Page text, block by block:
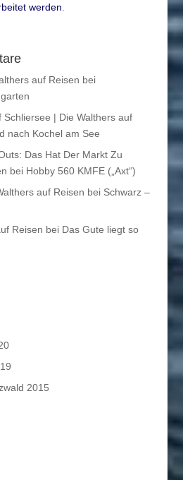
werden
auf Reisen bei
Schliersee | Die Walthers auf
nach Kochel am See
Das Hat Der Markt Zu
bei Hobby 560 KMFE („Axt“)
auf Reisen bei Schwarz –
Reisen bei Das Gute liegt so
2015